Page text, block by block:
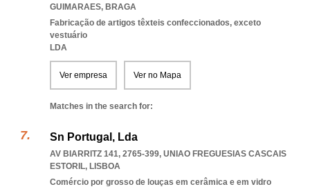
GUIMARAES, BRAGA
Fabricação de artigos têxteis confeccionados, exceto
vestuário
LDA
Ver empresa Ver no Mapa
Matches in the search for:
Sn Portugal, Lda
AV BIARRITZ 141, 2765-399, UNIAO FREGUESIAS CASCAIS
ESTORIL, LISBOA
Comércio por grosso de louças em cerâmica e em vidro